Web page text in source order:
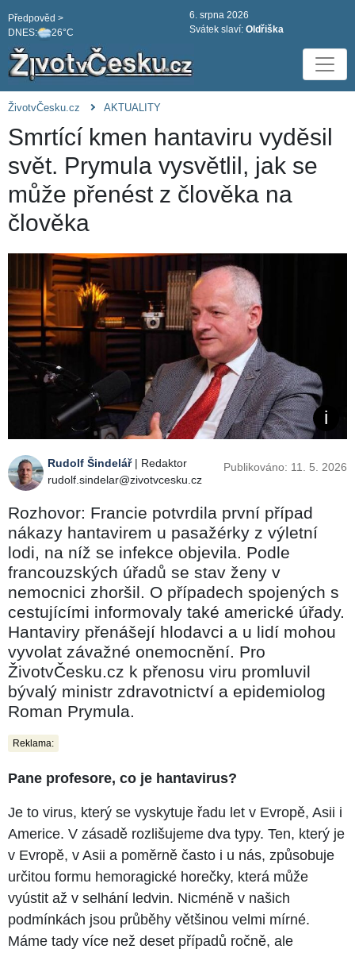
DNES: 26°C
Předpověd >
6. srpna 2026
Svátek slaví: Oldřiška
ŽivotvČesku.cz AKTUALITY
Smrtící kmen hantaviru vyděsil
svět. Prymula vysvětlil, jak se
může přenést z člověka na
člověka
Rudolf Šindelář| Redaktor
rudolf.sindelar@zivotvcesku.cz
Publikováno: 11. 5. 2026
Rozhovor: Francie potvrdila první případ
nákazy hantavirem u pasažérky z výletní
lodi, na níž se infekce objevila. Podle
francouzských úřadů se stav ženy v
nemocnici zhoršil. O případech spojených s
cestujícími informovaly také americké úřady.
Hantaviry přenášejí hlodavci a u lidí mohou
vyvolat závažné onemocnění. Pro
ŽivotvČesku.cz k přenosu viru promluvil
bývalý ministr zdravotnictví a epidemiolog
Roman Prymula.
Reklama:
Pane profesore, co je hantavirus?
Je to virus, který se vyskytuje řadu let v Evropě, Asii i
Americe. V zásadě rozlišujeme dva typy. Ten, který je
v Evropě, v Asii a poměrně často i u nás, způsobuje
určitou formu hemoragické horečky, která může
vyústit až v selhání ledvin. Nicméně v našich
podmínkách jsou průběhy většinou velmi mírné.
Máme tady více než deset případů ročně, ale